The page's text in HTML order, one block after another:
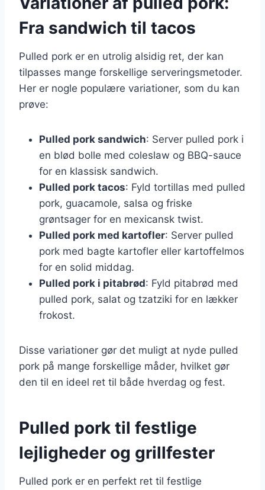
Fra sandwich til tacos
Pulled pork er en utrolig alsidig ret, der kan
tilpasses mange forskellige serveringsmetoder.
Her er nogle populære variationer, som du kan
prøve:
Pulled pork sandwich: Server pulled pork i
en blød bolle med coleslaw og BBQ-sauce
for en klassisk sandwich.
Pulled pork tacos: Fyld tortillas med pulled
pork, guacamole, salsa og friske
grøntsager for en mexicansk twist.
Pulled pork med kartofler: Server pulled
pork med bagte kartofler eller kartoffelmos
for en solid middag.
Pulled pork i pitabrød: Fyld pitabrød med
pulled pork, salat og tzatziki for en lækker
frokost.
Disse variationer gør det muligt at nyde pulled
pork på mange forskellige måder, hvilket gør
den til en ideel ret til både hverdag og fest.
Pulled pork til festlige
lejligheder og grillfester
Pulled pork er en perfekt ret til festlige